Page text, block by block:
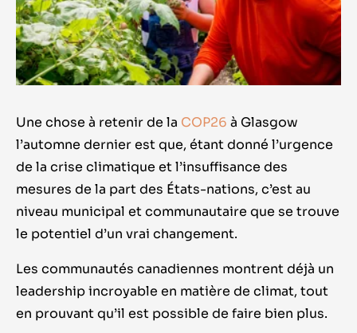
Une chose à retenir de la COP26 à Glasgow
l’automne dernier est que, étant donné l’urgence
de la crise climatique et l’insuffisance des
mesures de la part des États-nations, c’est au
niveau municipal et communautaire que se trouve
le potentiel d’un vrai changement.
Les communautés canadiennes montrent déjà un
leadership incroyable en matière de climat, tout
en prouvant qu’il est possible de faire bien plus.